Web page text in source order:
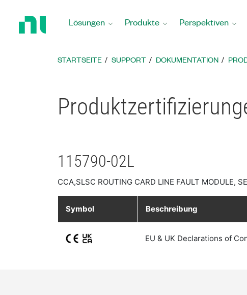
Startseite
Lösungen Produkte Perspektiven
STARTSEITE SUPPORT DOKUMENTATION
115790-02L
CCA,SLSC ROUTING CARD LINE FAULT MODULE,
Symbol Beschreibung
EU & UK Declarations of